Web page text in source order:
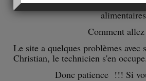
Il est 8 heures et je suis bien
Comment
Le site a quelques problèmes avec
Christian, le technicien s'en
Donc patience !!! Si